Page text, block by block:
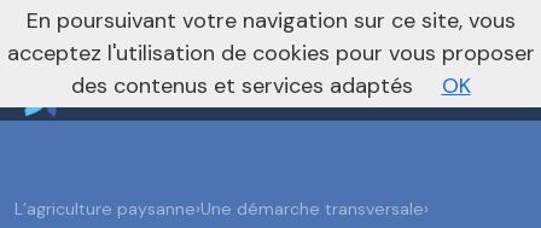
Vers le site national
nivo_2026: 1
L’agriculture paysanne›Une démarche transversale›
En poursuivant votre navigation sur ce site, vous
acceptez l'utilisation de cookies pour vous proposer
des contenus et services adaptés
OK